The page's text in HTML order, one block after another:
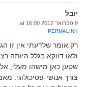
יובל
9 פברואר 2012 at 16:00
PERMALINK
רק אומר שלדעתי אין זו
ולאו דווקא בגלל היותה
שטען כאן מישהו מעלי,
צורך אנושי-פסיכולוגי.